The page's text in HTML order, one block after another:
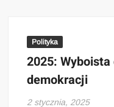
Polityka
2025:
demokracji
2 stycznia, 2025